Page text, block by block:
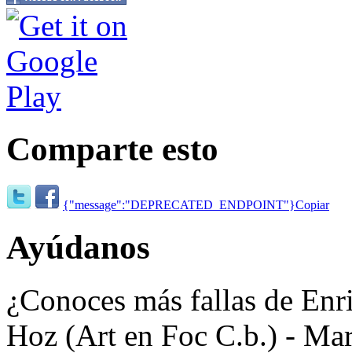
Comparte esto
{"message":"DEPRECATED_ENDPOINT"}Copiar
Ayúdanos
¿Conoces más fallas de
Hoz (Art en Foc C.b.) -